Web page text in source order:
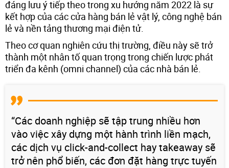
đáng lưu ý tiếp theo trong xu hướng năm 2022 là sự
kết hợp của các cửa hàng bán lẻ vật lý, công nghệ bán
lẻ và nền tảng thương mại điện tử.
Theo cơ quan nghiên cứu thị trường, điều này sẽ trở
thành một nhân tố quan trọng trong chiến lược phát
triển đa kênh (omni channel) của các nhà bán lẻ.
“Các doanh nghiệp sẽ tập trung nhiều hơn
vào việc xây dựng một hành trình liền mạch,
các dịch vụ click-and-collect hay takeaway sẽ
trở nên phổ biến, các đơn đặt hàng trực tuyến